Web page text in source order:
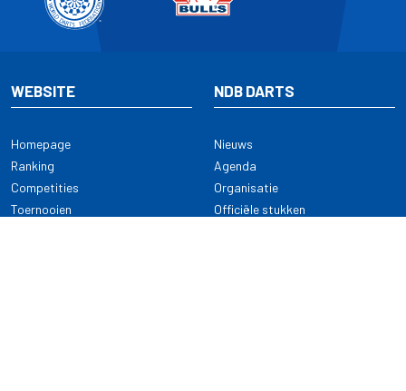
WEBSITE
Homepage
Ranking
Competities
Toernooien
NDB DARTS
Nieuws
Agenda
Organisatie
Officiële stukken